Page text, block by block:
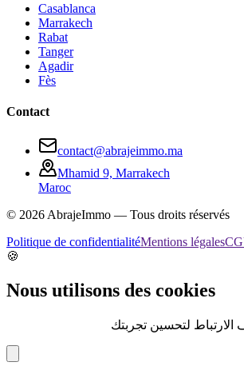
Casablanca
Marrakech
Rabat
Tanger
Agadir
Fès
Contact
contact@abrajeimmo.ma
Mhamid 9, Marrakech
Maroc
© 2026AbrajeImmo — Tous droits réservés
Politique de confidentialitéMentions légales
🍪
Nous utilisons des cookies
لتحسين تجربتك